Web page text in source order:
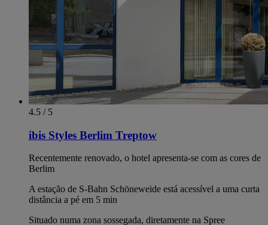
4.5 / 5
ibis Styles Berlim Treptow
Recentemente renovado, o hotel apresenta-se com as cores de
Berlim
A estação de S-Bahn Schöneweide está acessível a uma curta
distância a pé em 5 min
Situado numa zona sossegada, diretamente na Spree